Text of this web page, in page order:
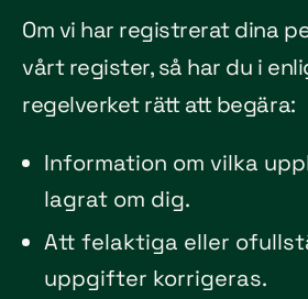
Om vi har registrerat dina
vårt register, så har du i
regelverket rätt att begära:
Information om vilka
lagrat om dig.
Att felaktiga eller
uppgifter korrigeras.